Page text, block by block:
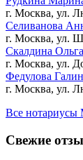
г. Москва, ул.
Селиванова
г. Москва, ул.
Скалдина
г. Москва, ул.
Федулова
г. Москва, ул.
Все
Свежие